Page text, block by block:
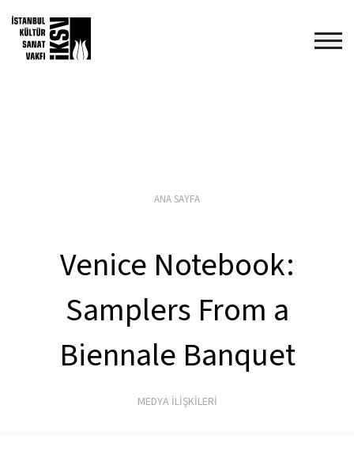
ANA SAYFA
Venice Notebook:
Samplers From a
Biennale Banquet
MEDYA İLİŞKİLERİ